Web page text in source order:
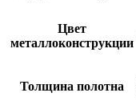
Цвет
металлоконструкции
Толщина полотна